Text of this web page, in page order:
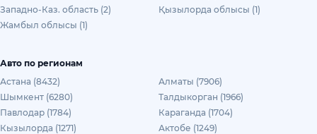
Западно-Каз. область (2)
Қызылорда облысы (1)
Жамбыл облысы (1)
Авто по регионам
Астана (8432)
Алматы (7906)
Шымкент (6280)
Талдыкорган (1966)
Павлодар (1784)
Караганда (1704)
Кызылорда (1271)
Актобе (1249)